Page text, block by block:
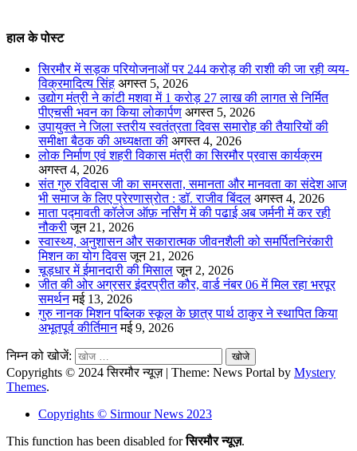
हाल के पोस्ट
सिरमौर में सड़क परियोजनाओं पर 244 करोड़ की राशी की जा रही व्यय-
विक्रमादित्य सिंह अगस्त 5, 2026
उद्योग मंत्री ने कांटी मशवा में 1 करोड़ 27 लाख की लागत से निर्मित
पीएचसी भवन का किया लोकार्पण अगस्त 5, 2026
उपायुक्त ने जिला स्तरीय स्वतंत्रता दिवस समारोह की तैयारियों की
समीक्षा बैठक की अध्यक्षता की अगस्त 4, 2026
लोक निर्माण एवं शहरी विकास मंत्री का सिरमौर प्रवास कार्यक्रम
अगस्त 4, 2026
संत गुरु रविदास जी का समरसता, समानता और मानवता का संदेश आज
भी समाज के लिए प्रेरणास्रोत : डॉ. राजीव बिंदल अगस्त 4, 2026
माता पद्मावती कॉलेज ऑफ़ नर्सिंग में की पढाई अब जर्मनी में कर रही
नौकरी जून 21, 2026
स्वास्थ्य, अनुशासन और सकारात्मक जीवनशैली को समर्पितनिरंकारी
मिशन का योग दिवस जून 21, 2026
चूड़धार में ईमानदारी की मिसाल जून 2, 2026
जीत की ओर अग्रसर इंदरप्रीत कौर, वार्ड नंबर 06 में मिल रहा भरपूर
समर्थन मई 13, 2026
गुरु नानक मिशन पब्लिक स्कूल के छात्र पार्थ ठाकुर ने स्थापित किया
अभूतपूर्व कीर्तिमान मई 9, 2026
निम्न को खोजें:
Copyrights © 2024 सिरमौर न्यूज़ | Theme: News Portal by Mystery
Themes.
Copyrights © Sirmour News 2023
This function has been disabled forसिरमौर न्यूज़.